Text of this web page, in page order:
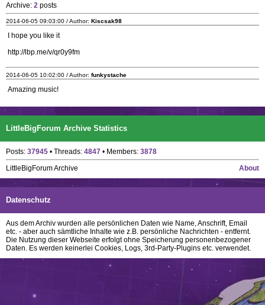
Archive: 2 posts
2014-06-05 09:03:00 / Author: Kiscsak98
I hope you like it
http://lbp.me/v/qr0y9fm
2014-06-05 10:02:00 / Author: funkystache
Amazing music!
LittleBigForum Archive Statistics
Posts: 37945 • Threads: 4847 • Members: 3878
About
LittleBigForum Archive
Datenschutz
Aus dem Archiv wurden alle persönlichen Daten wie Name, Anschrift, Email
etc. - aber auch sämtliche Inhalte wie z.B. persönliche Nachrichten - entfernt.
Die Nutzung dieser Webseite erfolgt ohne Speicherung personenbezogener
Daten. Es werden keinerlei Cookies, Logs, 3rd-Party-Plugins etc. verwendet.